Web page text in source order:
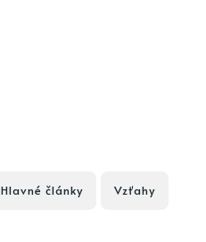
Hlavné články Vzťahy